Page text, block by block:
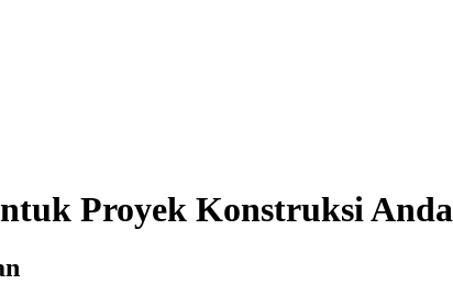
Proyek Konstruksi Anda